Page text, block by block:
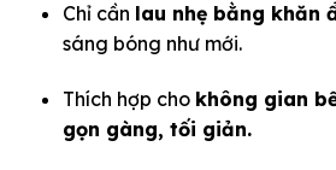
Chỉ cần lau nhẹ bằng khăn
sáng bóng như mới.
Thích hợp cho không gian
gọn gàng, tối giản.